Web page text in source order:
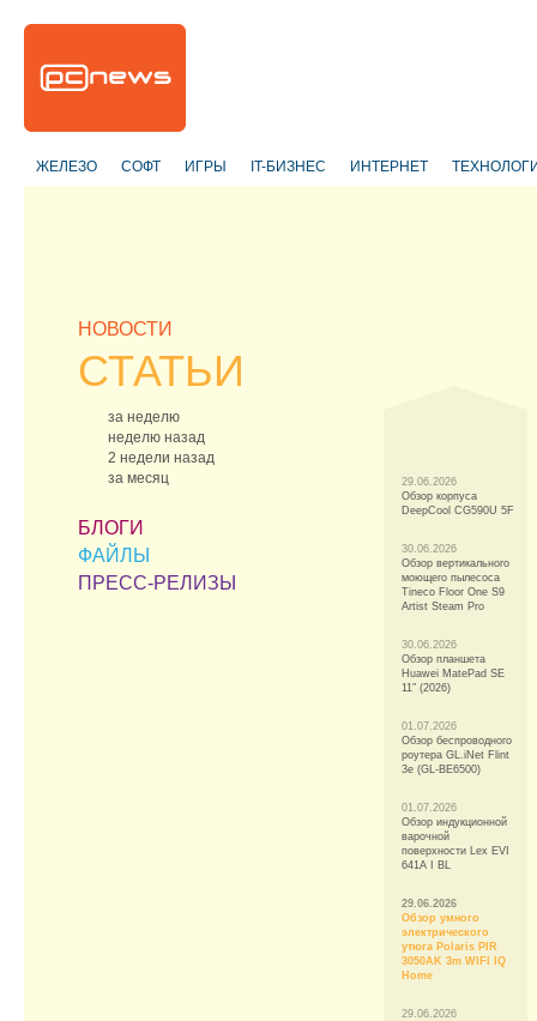
ЖЕЛЕЗО СОФТ ИГРЫ IT-БИЗНЕС ИНТЕРНЕТ
НОВОСТИ
СТАТЬИ
за неделю
неделю назад
2 недели назад
за месяц
БЛОГИ
ФАЙЛЫ
ПРЕСС-РЕЛИЗЫ
29.06.2026
Обзор корпуса
DeepCool CG590U 5F
30.06.2026
Обзор вертикального
моющего пылесоса
Tineco Floor One S9
Artist Steam Pro
30.06.2026
Обзор планшета
Huawei MatePad SE
11″ (2026)
01.07.2026
Обзор беспроводного
роутера GL.iNet Flint
3e (GL-BE6500)
01.07.2026
Обзор индукционной
варочной
поверхности Lex EVI
641A I BL
29.06.2026
Обзор умного
электрического
утюга Polaris PIR
3050AK 3m WIFI IQ
Home
29.06.2026